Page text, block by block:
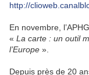
http://
En novembre,
« La carte : un outil
l’Europe ».
Depuis près de 20